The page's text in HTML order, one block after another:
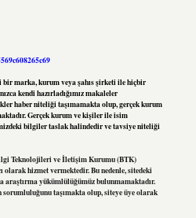
bir marka, kurum veya şahıs şirketi ile hiçbir
kendi hazırladığımız makaleler
haber niteliği taşımamakta olup, gerçek kurum
Gerçek kurum ve kişiler ile isim
bilgiler taslak halindedir ve tavsiye niteliği
Teknolojileri ve İletişim Kurumu (BTK)
olarak hizmet vermektedir. Bu nedenle, sitedeki
yükümlülüğümüz bulunmamaktadır.
taşımakta olup, siteye üye olarak